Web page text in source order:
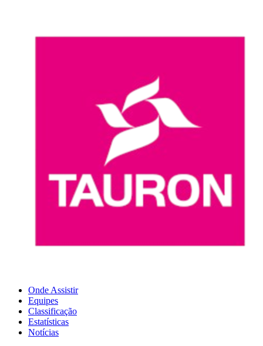
Onde Assistir
Equipes
Classificação
Estatísticas
Notícias